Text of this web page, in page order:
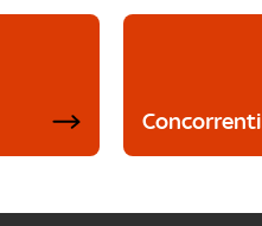
Concorrenti